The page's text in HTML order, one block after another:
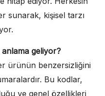
sunarak, kişisel tarzı
geliyor?
ürünün benzersizliğini
Bu kodlar,
ve genel özellikleri